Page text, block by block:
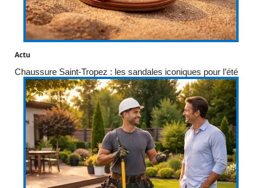
Actu
Chaussure Saint-Tropez : les sandales iconiques pour l’été